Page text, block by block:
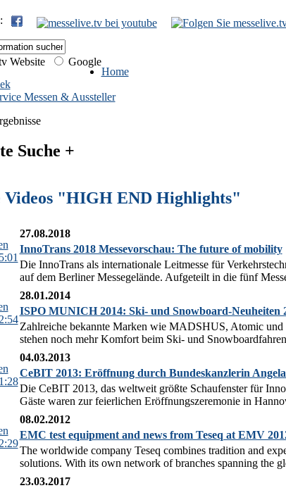
Website
Google
Home
Messen & Aussteller
Suche +
Videos "HIGH END Highlights"
27.08.2018
InnoTrans 2018 Messevorschau: The future of mobility
Die InnoTrans als internationale Leitmesse für
auf dem Berliner Messegelände. Aufgeteilt in die fünf
28.01.2014
ISPO MUNICH 2014: Ski- und Snowboard-Neuheiten
Zahlreiche bekannte Marken wie MADSHUS, Atomic
stehen noch mehr Komfort beim Ski- und
04.03.2013
CeBIT 2013: Eröffnung durch Bundeskanzlerin
Die CeBIT 2013, das weltweit größte Schaufenster für
Gäste waren zur feierlichen Eröffnungszeremonie in
08.02.2012
EMC test equipment and news from Teseq at EMV
The worldwide company Teseq combines tradition and
solutions. With its own network of branches spanning the
23.03.2017